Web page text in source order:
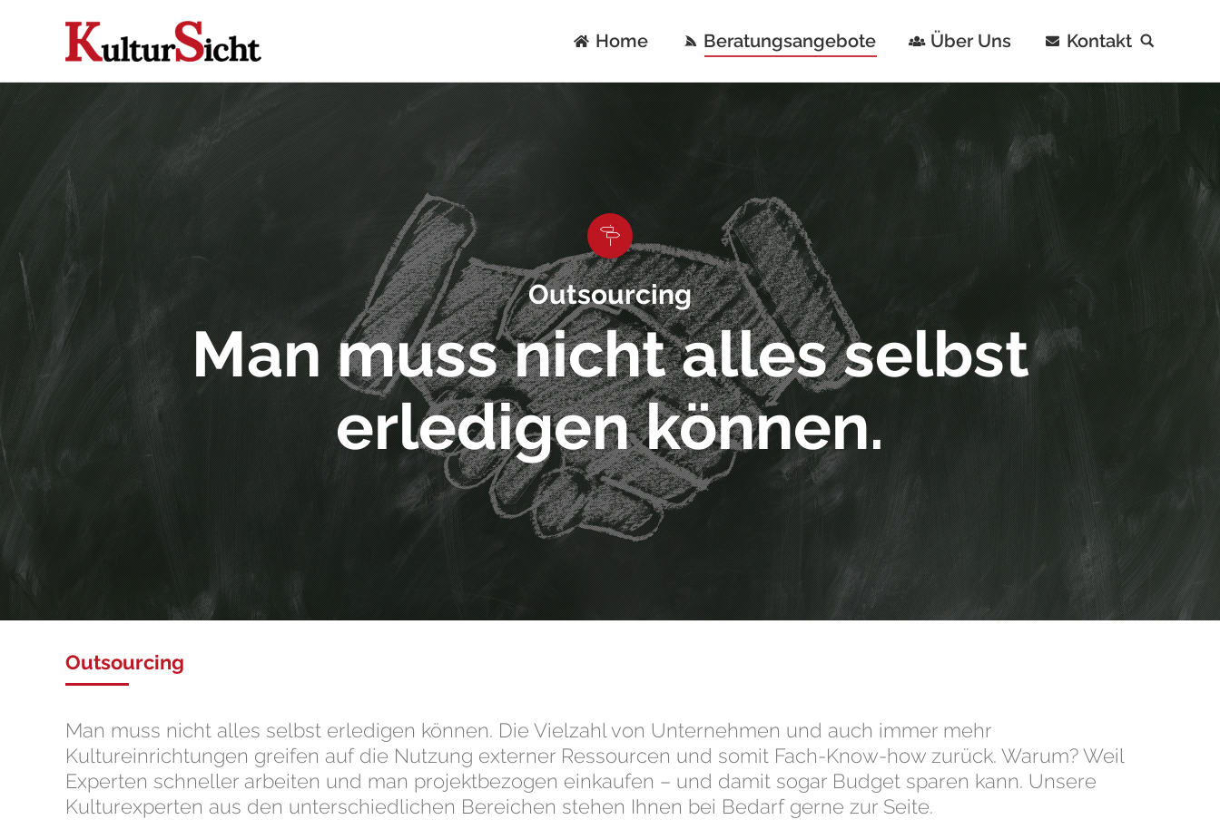
Home Beratungsangebote Über Uns Kontakt Search:
Outsourcing
Man muss nicht alles selbst
erledigen können.
Outsourcing
Man muss nicht alles selbst erledigen können. Die Vielzahl von Unternehmen und auch immer mehr
Kultureinrichtungen greifen auf die Nutzung externer Ressourcen und somit Fach-Know-how zurück. Warum? Weil
Experten schneller arbeiten und man projektbezogen einkaufen – und damit sogar Budget sparen kann. Unsere
Kulturexperten aus den unterschiedlichen Bereichen stehen Ihnen bei Bedarf gerne zur Seite.